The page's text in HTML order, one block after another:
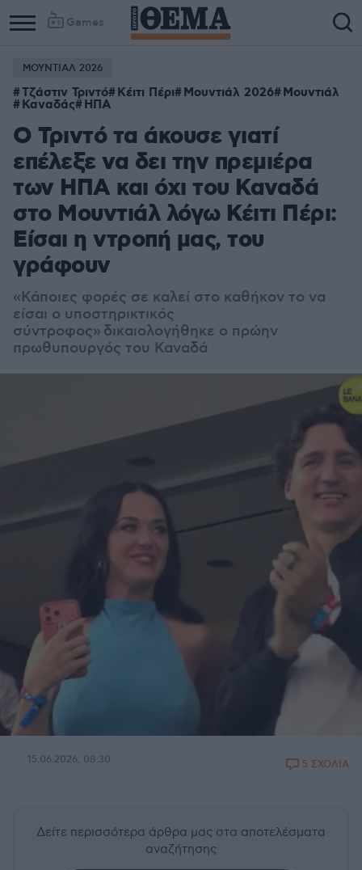
Games
ΜΟΥΝΤΙΑΛ 2026
Τζάστιν Τριντό Κέιτι Πέρι Μουντιάλ 2026 Μουντιάλ
Καναδάς ΗΠΑ
O Τριντό τα άκουσε γιατί
επέλεξε να δει την πρεμιέρα
των ΗΠΑ και όχι του Καναδά
στο Μουντιάλ λόγω Κέιτι Πέρι:
Είσαι η ντροπή μας, του
γράφουν
«Κάποιες φορές σε καλεί στο καθήκον το να
είσαι ο υποστηρικτικός
σύντροφος» δικαιολογήθηκε ο πρώην
πρωθυπουργός του Καναδά
15.06.2026, 08:30 5 ΣΧΟΛΙΑ
Δείτε περισσότερα άρθρα μας στα αποτελέσματα
αναζήτησης